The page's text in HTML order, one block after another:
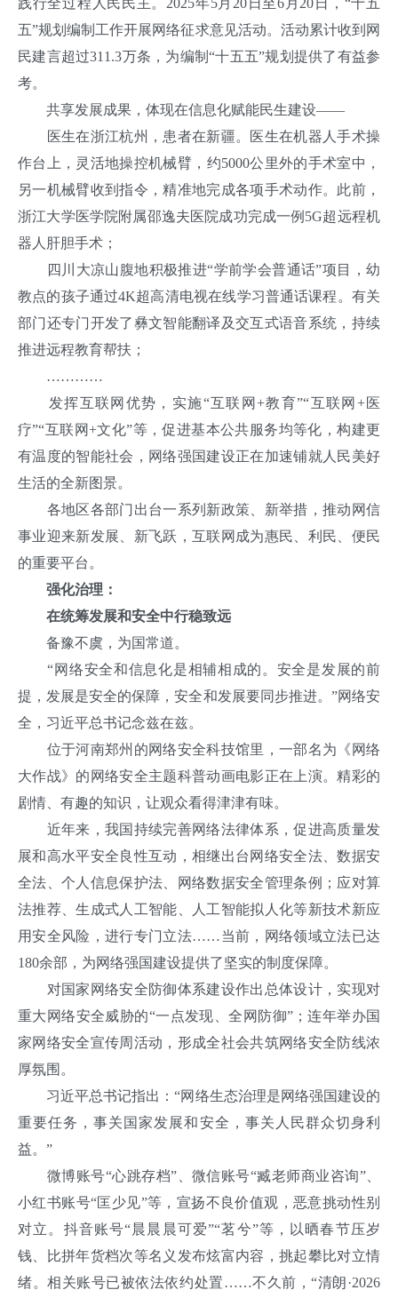
践行全过程人民民主。2025年5月20日至6月20日，“十五
五”规划编制工作开展网络征求意见活动。活动累计收到网
民建言超过311.3万条，为编制“十五五”规划提供了有益参
考。
共享发展成果，体现在信息化赋能民生建设——
医生在浙江杭州，患者在新疆。医生在机器人手术操
作台上，灵活地操控机械臂，约5000公里外的手术室中，
另一机械臂收到指令，精准地完成各项手术动作。此前，
浙江大学医学院附属邵逸夫医院成功完成一例5G超远程机
器人肝胆手术；
四川大凉山腹地积极推进“学前学会普通话”项目，幼
教点的孩子通过4K超高清电视在线学习普通话课程。有关
部门还专门开发了彝文智能翻译及交互式语音系统，持续
推进远程教育帮扶；
…………
发挥互联网优势，实施“互联网+教育”“互联网+医
疗”“互联网+文化”等，促进基本公共服务均等化，构建更
有温度的智能社会，网络强国建设正在加速铺就人民美好
生活的全新图景。
各地区各部门出台一系列新政策、新举措，推动网信
事业迎来新发展、新飞跃，互联网成为惠民、利民、便民
的重要平台。
强化治理：
在统筹发展和安全中行稳致远
备豫不虞，为国常道。
“网络安全和信息化是相辅相成的。安全是发展的前
提，发展是安全的保障，安全和发展要同步推进。”网络安
全，习近平总书记念兹在兹。
位于河南郑州的网络安全科技馆里，一部名为《网络
大作战》的网络安全主题科普动画电影正在上演。精彩的
剧情、有趣的知识，让观众看得津津有味。
近年来，我国持续完善网络法律体系，促进高质量发
展和高水平安全良性互动，相继出台网络安全法、数据安
全法、个人信息保护法、网络数据安全管理条例；应对算
法推荐、生成式人工智能、人工智能拟人化等新技术新应
用安全风险，进行专门立法……当前，网络领域立法已达
180余部，为网络强国建设提供了坚实的制度保障。
对国家网络安全防御体系建设作出总体设计，实现对
重大网络安全威胁的“一点发现、全网防御”；连年举办国
家网络安全宣传周活动，形成全社会共筑网络安全防线浓
厚氛围。
习近平总书记指出：“网络生态治理是网络强国建设的
重要任务，事关国家发展和安全，事关人民群众切身利
益。”
微博账号“心跳存档”、微信账号“臧老师商业咨询”、
小红书账号“匡少见”等，宣扬不良价值观，恶意挑动性别
对立。抖音账号“晨晨晨可爱”“茗兮”等，以晒春节压岁
钱、比拼年货档次等名义发布炫富内容，挑起攀比对立情
绪。相关账号已被依法依约处置……不久前，“清朗·2026